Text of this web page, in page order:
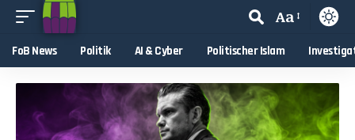
Aa
FoB News Politik AI & Cyber Politischer Islam